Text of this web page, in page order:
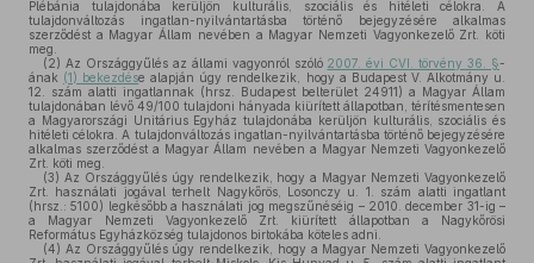
Plébánia tulajdonába kerüljön kulturális, szociális és hitéleti célokra. A
tulajdonváltozás ingatlan-nyilvántartásba történő bejegyzésére alkalmas
szerződést a Magyar Állam nevében a Magyar Nemzeti Vagyonkezelő Zrt. köti
meg.
(2) Az Országgyűlés az állami vagyonról szóló 2007. évi CVI. törvény 36. §-
ának (1) bekezdése alapján úgy rendelkezik, hogy a Budapest V. Alkotmány u.
12. szám alatti ingatlannak (hrsz. Budapest belterület 24911) a Magyar Állam
tulajdonában lévő 49/100 tulajdoni hányada kiürített állapotban, térítésmentesen
a Magyarországi Unitárius Egyház tulajdonába kerüljön kulturális, szociális és
hitéleti célokra. A tulajdonváltozás ingatlan-nyilvántartásba történő bejegyzésére
alkalmas szerződést a Magyar Állam nevében a Magyar Nemzeti Vagyonkezelő
Zrt. köti meg.
(3) Az Országgyűlés úgy rendelkezik, hogy a Magyar Nemzeti Vagyonkezelő
Zrt. használati jogával terhelt Nagykőrös, Losonczy u. 1. szám alatti ingatlant
(hrsz.: 5100) legkésőbb a használati jog megszűnéséig – 2010. december 31-ig –
a Magyar Nemzeti Vagyonkezelő Zrt. kiürített állapotban a Nagykőrösi
Református Egyházközség tulajdonos birtokába köteles adni.
(4) Az Országgyűlés úgy rendelkezik, hogy a Magyar Nemzeti Vagyonkezelő